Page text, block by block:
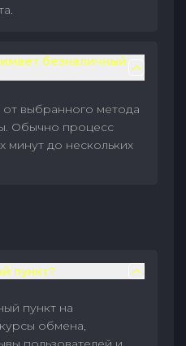
безналичный
выбранного метода
Обычно процесс
минут до нескольких
пункт?
пункт на
обмена,